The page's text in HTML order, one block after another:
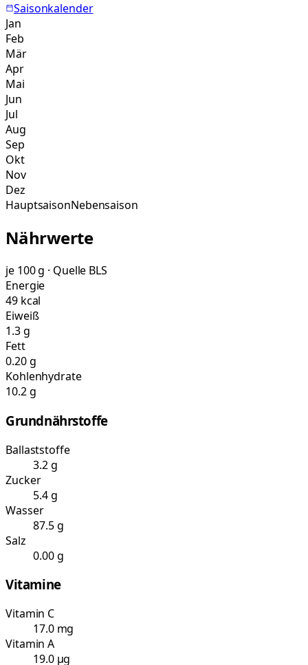
Saisonkalender
Jan
Feb
Mär
Apr
Mai
Jun
Jul
Aug
Sep
Okt
Nov
Dez
HauptsaisonNebensaison
Nährwerte
je 100 g · Quelle BLS
Energie
49 kcal
Eiweiß
1.3 g
Fett
0.20 g
Kohlenhydrate
10.2 g
Grundnährstoffe
Ballaststoffe
3.2 g
Zucker
5.4 g
Wasser
87.5 g
Salz
0.00 g
Vitamine
Vitamin C
17.0 mg
Vitamin A
19.0 µg